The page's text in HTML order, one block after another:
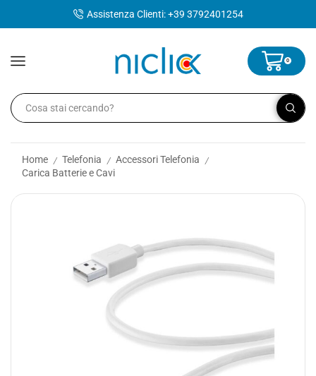
Assistenza Clienti: +39 3792401254
0
Home / Telefonia / Accessori Telefonia /
Carica Batterie e Cavi